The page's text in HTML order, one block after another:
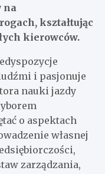
na
kształtując
kierowców.
i pasjonuje
nauki jazdy
o aspektach
własnej
zarządzania,